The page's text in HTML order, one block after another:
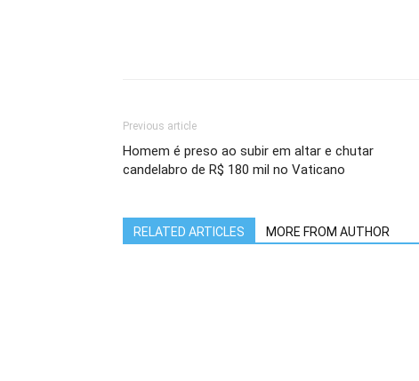
Previous article
Homem é preso ao subir em altar e chutar
candelabro de R$ 180 mil no Vaticano
RELATED ARTICLES MORE FROM AUTHOR